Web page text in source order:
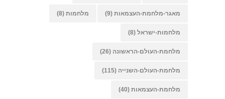
מאגר-מלחמת-העצמאות (9) מלחמות (8)
מלחמות-ישראל (8)
מלחמת-העולם-הראשונה (26)
מלחמת-העולם-השנייה (115)
מלחמת-העצמאות (40)